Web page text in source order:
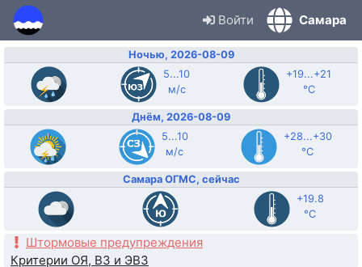
Войти Самара
Ночью, 2026-08-09
5...10
м/с
+19...+21
°C
Днём, 2026-08-09
5...10
м/с
+28...+30
°C
Самара ОГМС, сейчас
+19.8
°C
Штормовые предупреждения
Критерии ОЯ, ВЗ и ЭВЗ